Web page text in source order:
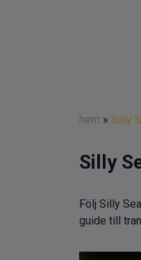
hem » Silly
Silly
Följ Silly
guide till